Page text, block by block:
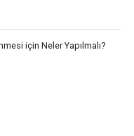
için Neler Yapılmalı?